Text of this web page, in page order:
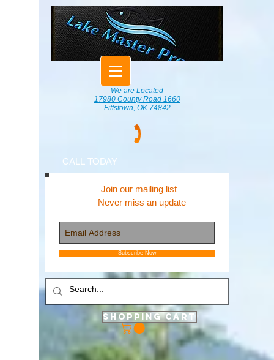
We are Located
17980 County Road 1660
Fittstown, OK 74842
CALL TODAY
Join our mailing list
Never miss an update
Subscribe Now
Shopping Cart